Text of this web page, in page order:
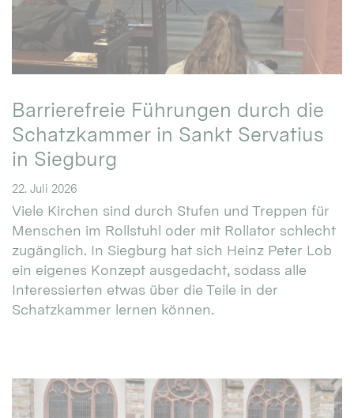
Barrierefreie Führungen durch die
Schatzkammer in Sankt Servatius
in Siegburg
22. Juli 2026
Viele Kirchen sind durch Stufen und Treppen für
Menschen im Rollstuhl oder mit Rollator schlecht
zugänglich. In Siegburg hat sich Heinz Peter Lob
ein eigenes Konzept ausgedacht, sodass alle
Interessierten etwas über die Teile in der
Schatzkammer lernen können.